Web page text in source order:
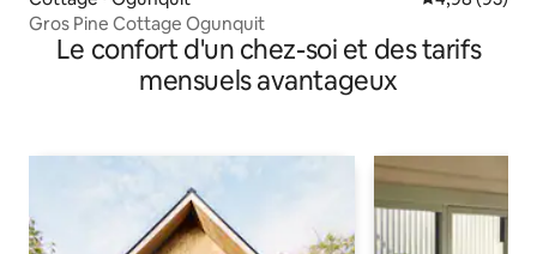
Gros Pine Cottage Ogunquit
Le confort d'un chez-soi et des tarifs
mensuels avantageux